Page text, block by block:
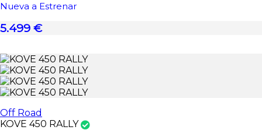
Nueva a Estrenar
5.499 €
Off Road
KOVE 450 RALLY